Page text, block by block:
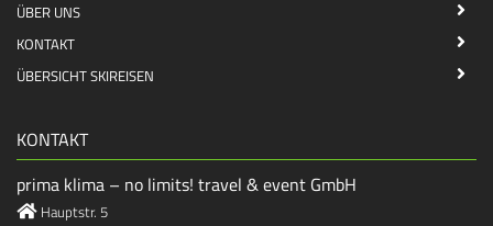
ÜBER UNS
KONTAKT
ÜBERSICHT SKIREISEN
KONTAKT
prima klima – no limits! travel & event GmbH
Hauptstr. 5